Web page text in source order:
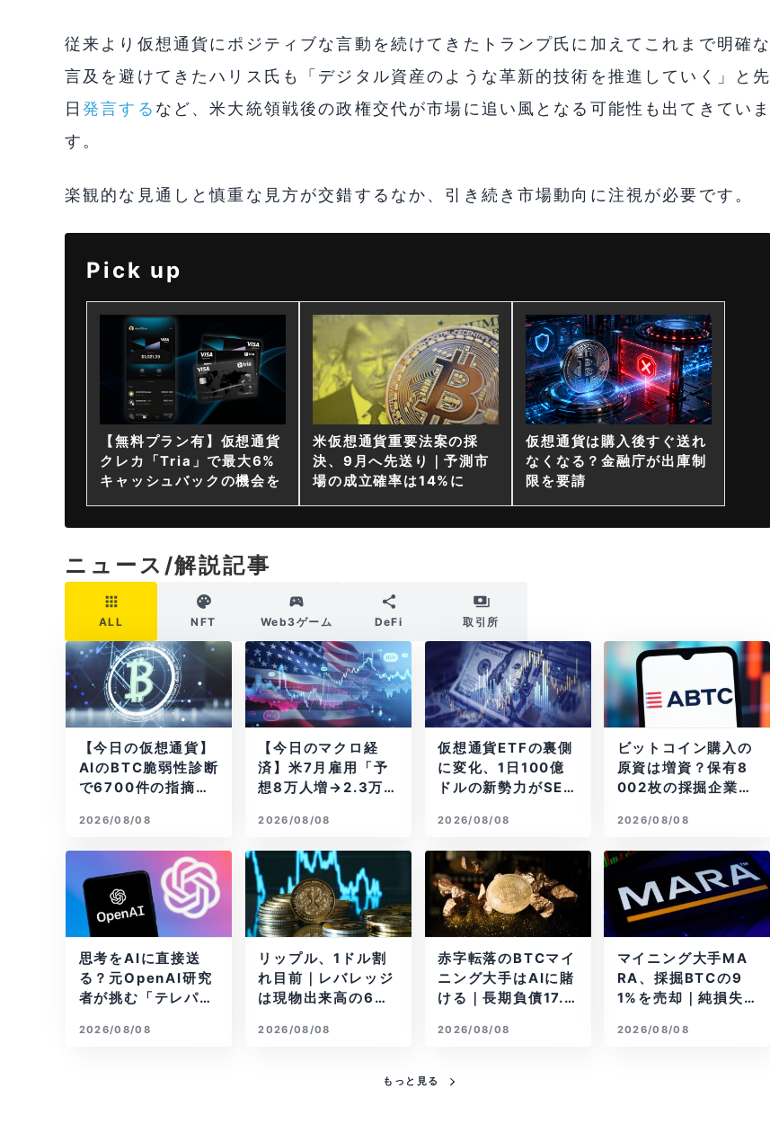
従来より仮想通貨にポジティブな言動を続けてきたトランプ氏に加えてこれまで明確な
言及を避けてきたハリス氏も「デジタル資産のような革新的技術を推進していく」と先
日発言する など、米大統領戦後の政権交代が市場に追い風となる可能性も出てきていま
す。
楽観的な見通しと慎重な見方が交錯するなか、引き続き市場動向に注視が必要です。
Pick up
【無料プラン有】仮想通貨
クレカ「Tria」で最大6%
キャッシュバックの機会を
米仮想通貨重要法案の採
決、9月へ先送り｜予測市
場の成立確率は14%に
仮想通貨は購入後すぐ送れ
なくなる？金融庁が出庫制
限を要請
ニュース/解説記事
ALL NFT Web3ゲーム DeFi 取引所
【今日の仮想通貨】
AIのBTC脆弱性診断
で6700件の指摘。
はAIに賭ける
2026/08/08
【今日のマクロ経
済】米7月雇用「予
想8万人増→2.3万
後退
2026/08/08
仮想通貨ETFの裏側
に変化、1日100億
ドルの新勢力がSEC
2026/08/08
ビットコイン購入の
原資は増資？保有8
002枚の採掘企業の
2026/08/08
思考をAIに直接送
る？元OpenAI研究
者が挑む「テレパシ
2026/08/08
リップル、1ドル割
れ目前｜レバレッジ
は現物出来高の6倍
2026/08/08
赤字転落のBTCマイ
ニング大手はAIに賭
ける｜長期負債17.8
2026/08/08
マイニング大手MA
RA、採掘BTCの9
1%を売却｜純損失6
2026/08/08
もっと見る